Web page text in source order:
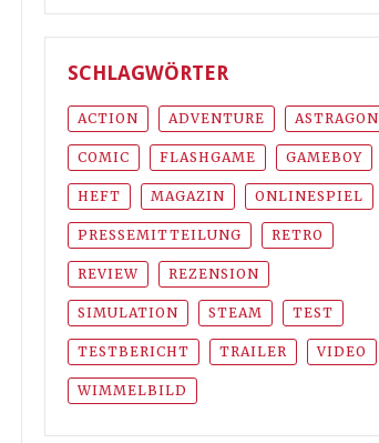
SCHLAGWÖRTER
ACTION ADVENTURE ASTRAGON
COMIC FLASHGAME GAMEBOY
HEFT MAGAZIN ONLINESPIEL
PRESSEMITTEILUNG RETRO
REVIEW REZENSION
SIMULATION STEAM TEST
TESTBERICHT TRAILER VIDEO
WIMMELBILD